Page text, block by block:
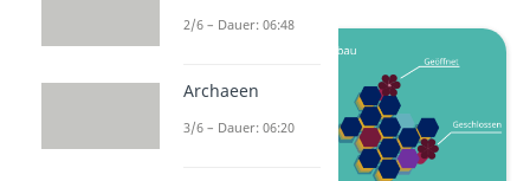
2/6 – Dauer: 06:48
Archaeen
3/6 – Dauer: 06:20